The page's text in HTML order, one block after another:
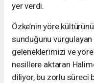
yer verdi.
Özke’nin yöre
sunduğunu
geleneklerimizi ve
nesillere aktaran
diliyor, bu zorlu süreci